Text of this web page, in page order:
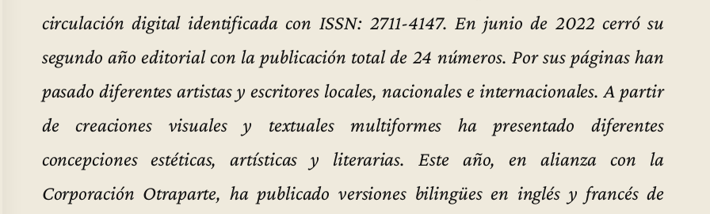
circulación digital identificada con ISSN: 2711-4147. En junio de 2022 cerró su
segundo año editorial con la publicación total de 24 números. Por sus páginas han
pasado diferentes artistas y escritores locales, nacionales e internacionales. A partir
de creaciones visuales y textuales multiformes ha presentado diferentes
concepciones estéticas, artísticas y literarias. Este año, en alianza con la
Corporación Otraparte, ha publicado versiones bilingües en inglés y francés de